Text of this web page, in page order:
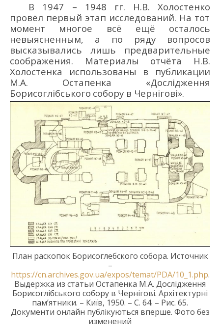
В 1947 – 1948 гг. Н.В.Холостенко
провёл первый этап исследований. На тот
момент многое всё ещё осталось
невыясненным, а по ряду вопросов
высказывались лишь предварительные
соображения. Материалы отчёта Н.В.
Холостенка использованы в публикации
М.А. Остапенка «Дослідження
Борисоглібського собору в Чернігові».
План раскопок Борисоглебского собора. Источник
–
https://cn.archives.gov.ua/expos/temat/PDA/10_1.php.
Выдержка из статьи Остапенка М.А. Дослідження
Борисоглібського собору в Чернігові. Архітектурні
пам’ятники. – Київ, 1950. – С. 64. – Рис. 65.
Документи онлайн публікуються вперше. Фото без
изменений